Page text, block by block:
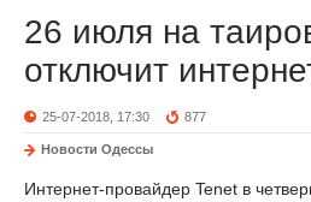
26 июля на
отключит
25-07-2018, 17:30 877
Новости Одессы
Интернет-провайдер Tenet в